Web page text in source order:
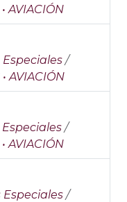
AVIACIÓN
/
• AVIACIÓN
/
AVIACIÓN
/